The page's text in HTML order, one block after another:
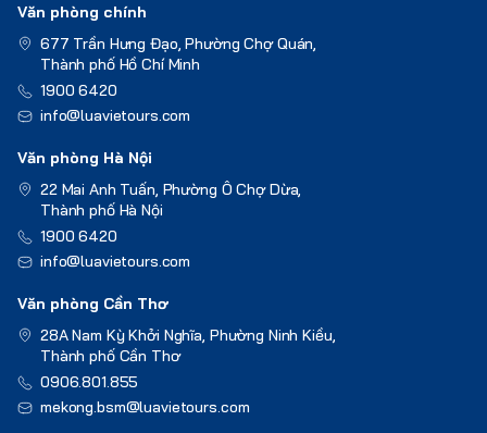
Văn phòng chính
677 Trần Hưng Đạo, Phường Chợ Quán,
Thành phố Hồ Chí Minh
1900 6420
info@luavietours.com
Văn phòng Hà Nội
22 Mai Anh Tuấn, Phường Ô Chợ Dừa,
Thành phố Hà Nội
1900 6420
info@luavietours.com
Văn phòng Cần Thơ
28A Nam Kỳ Khởi Nghĩa, Phường Ninh Kiều,
Thành phố Cần Thơ
0906.801.855
mekong.bsm@luavietours.com